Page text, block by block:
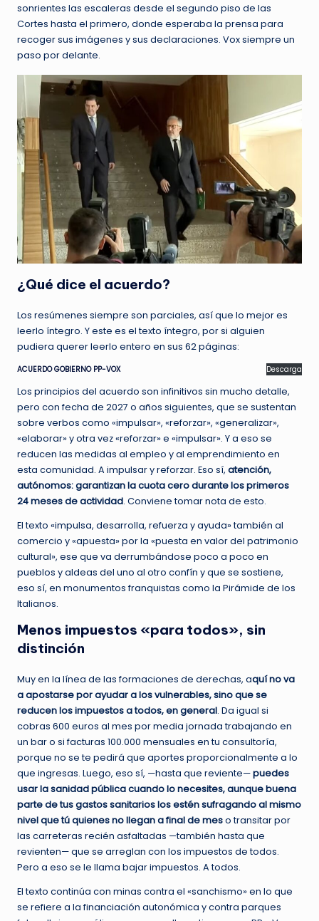
sonrientes las escaleras desde el segundo piso de las
Cortes hasta el primero, donde esperaba la prensa para
recoger sus imágenes y sus declaraciones. Vox siempre un
paso por delante.
¿Qué dice el acuerdo?
Los resúmenes siempre son parciales, así que lo mejor es
leerlo íntegro. Y este es el texto íntegro, por si alguien
pudiera querer leerlo entero en sus 62 páginas:
ACUERDO GOBIERNO PP-VOX Descarga
Los principios del acuerdo son infinitivos sin mucho detalle,
pero con fecha de 2027 o años siguientes, que se sustentan
sobre verbos como «impulsar», «reforzar», «generalizar»,
«elaborar» y otra vez «reforzar» e «impulsar». Y a eso se
reducen las medidas al empleo y al emprendimiento en
esta comunidad. A impulsar y reforzar. Eso sí, atención,
autónomos: garantizan la cuota cero durante los primeros
24 meses de actividad. Conviene tomar nota de esto.
El texto «impulsa, desarrolla, refuerza y ayuda» también al
comercio y «apuesta» por la «puesta en valor del patrimonio
cultural», ese que va derrumbándose poco a poco en
pueblos y aldeas del uno al otro confín y que se sostiene,
eso sí, en monumentos franquistas como la Pirámide de los
Italianos.
Menos impuestos «para todos», sin
distinción
Muy en la línea de las formaciones de derechas, aquí no va
a apostarse por ayudar a los vulnerables, sino que se
reducen los impuestos a todos, en general. Da igual si
cobras 600 euros al mes por media jornada trabajando en
un bar o si facturas 100.000 mensuales en tu consultoría,
porque no se te pedirá que aportes proporcionalmente a lo
que ingresas. Luego, eso sí, —hasta que reviente—puedes
usar la sanidad pública cuando lo necesites, aunque buena
parte de tus gastos sanitarios los estén sufragando al mismo
nivel que tú quienes no llegan a final de meso transitar por
las carreteras recién asfaltadas —también hasta que
revienten— que se arreglan con los impuestos de todos.
Pero a eso se le llama bajar impuestos. A todos.
El texto continúa con minas contra el «sanchismo» en lo que
se refiere a la financiación autonómica y contra parques